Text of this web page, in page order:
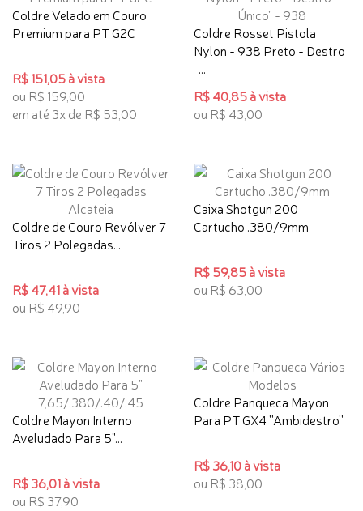
Coldre Velado em Couro
Premium para PT G2C
R$ 151,05 à vista
ou R$ 159,00
em até 3x de R$ 53,00
Coldre Rosset Pistola
Nylon - 938 Preto - Destro
-...
R$ 40,85 à vista
ou R$ 43,00
Coldre de Couro Revólver 7
Tiros 2 Polegadas...
R$ 47,41 à vista
ou R$ 49,90
Caixa Shotgun 200
Cartucho .380/9mm
R$ 59,85 à vista
ou R$ 63,00
Coldre Mayon Interno
Aveludado Para 5"...
R$ 36,01 à vista
ou R$ 37,90
Coldre Panqueca Mayon
Para PT GX4 ''Ambidestro''
R$ 36,10 à vista
ou R$ 38,00